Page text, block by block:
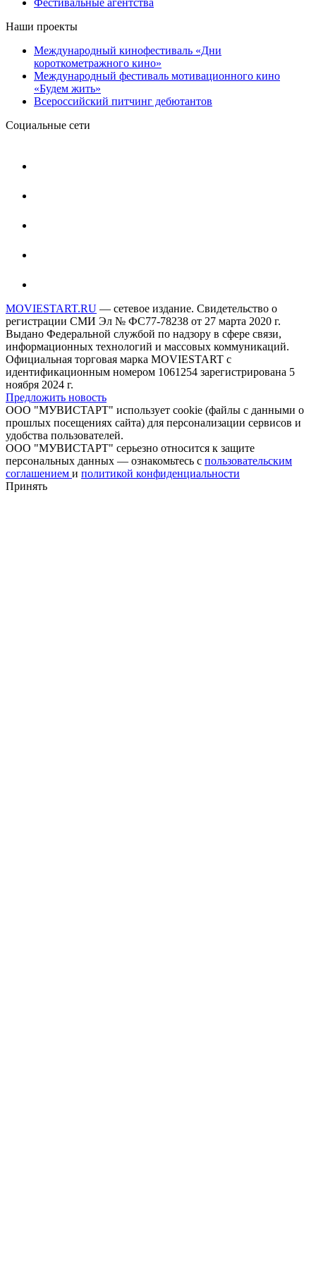
Наши проекты
Международный кинофестиваль «Дни
короткометражного кино»
Международный фестиваль мотивационного кино
«Будем жить»
Всероссийский питчинг дебютантов
Социальные сети
MOVIESTART.RU — сетевое издание. Свидетельство о
регистрации СМИ Эл № ФС77-78238 от 27 марта 2020 г.
Выдано Федеральной службой по надзору в сфере связи,
информационных технологий и массовых коммуникаций.
Официальная торговая марка MOVIESTART с
идентификационным номером 1061254 зарегистрирована 5
ноября 2024 г.
Предложить новость
ООО "МУВИСТАРТ" использует cookie (файлы с данными о
прошлых посещениях сайта) для персонализации сервисов и
удобства пользователей.
ООО "МУВИСТАРТ" серьезно относится к защите
персональных данных — ознакомьтесь с пользовательским
соглашением и политикой конфиденциальности
Принять